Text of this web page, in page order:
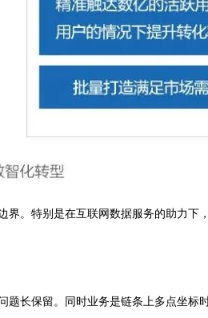
。特别是在互联网数据服务的助力下
长保留。同时业务是链条上多点坐标